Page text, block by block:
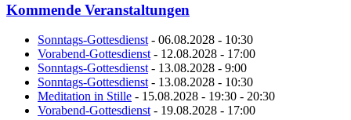
Kommende Veranstaltungen
Sonntags-Gottesdienst - 06.08.2028 - 10:30
Vorabend-Gottesdienst - 12.08.2028 - 17:00
Sonntags-Gottesdienst - 13.08.2028 - 9:00
Sonntags-Gottesdienst - 13.08.2028 - 10:30
Meditation in Stille - 15.08.2028 - 19:30 - 20:30
Vorabend-Gottesdienst - 19.08.2028 - 17:00